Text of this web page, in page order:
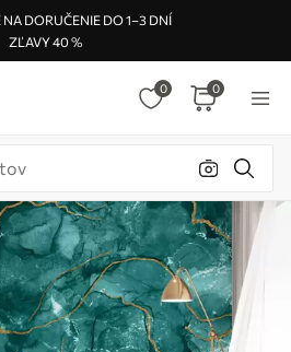
NA DORUČENIE DO 1–3 DNÍ
ZĽAVY 40 %
0 0